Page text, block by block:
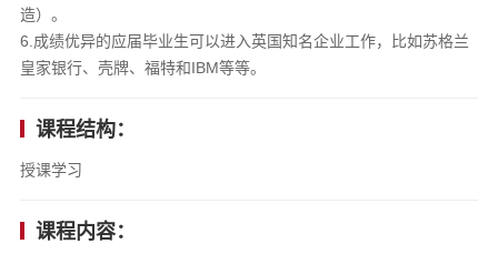
造）。
6.成绩优异的应届毕业生可以进入英国知名企业工作，比如苏格兰
皇家银行、壳牌、福特和IBM等等。
课程结构：
授课学习
课程内容：